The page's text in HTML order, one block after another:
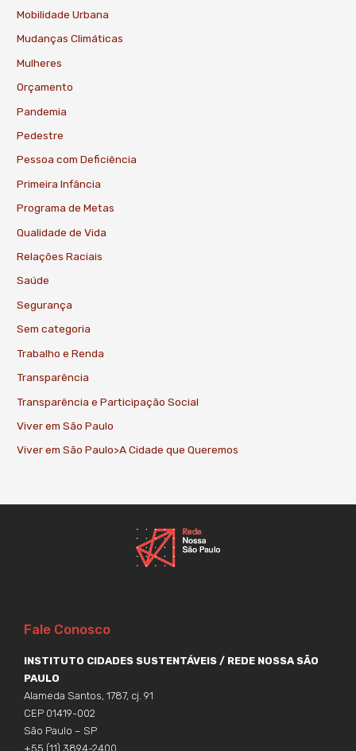
Mobilidade Urbana
Mudanças Climáticas
Mulheres
Orçamento
Pandemia
Pedestre
Pessoa com Deficiência
Primeira Infância
Programa de Metas
Qualidade de Vida
Relações Raciais
Saúde
Segurança
Sem categoria
Trabalho e Renda
Transparência
Transparência e Participação Social
Viver em São Paulo
Viver em São Paulo>A Cidade que Queremos
Fale Conosco
INSTITUTO CIDADES SUSTENTÁVEIS / REDE NOSSA SÃO
PAULO
Alameda Santos, 1787, cj. 91
CEP 01419-002
São Paulo – SP
+55 (11) 3894-2400